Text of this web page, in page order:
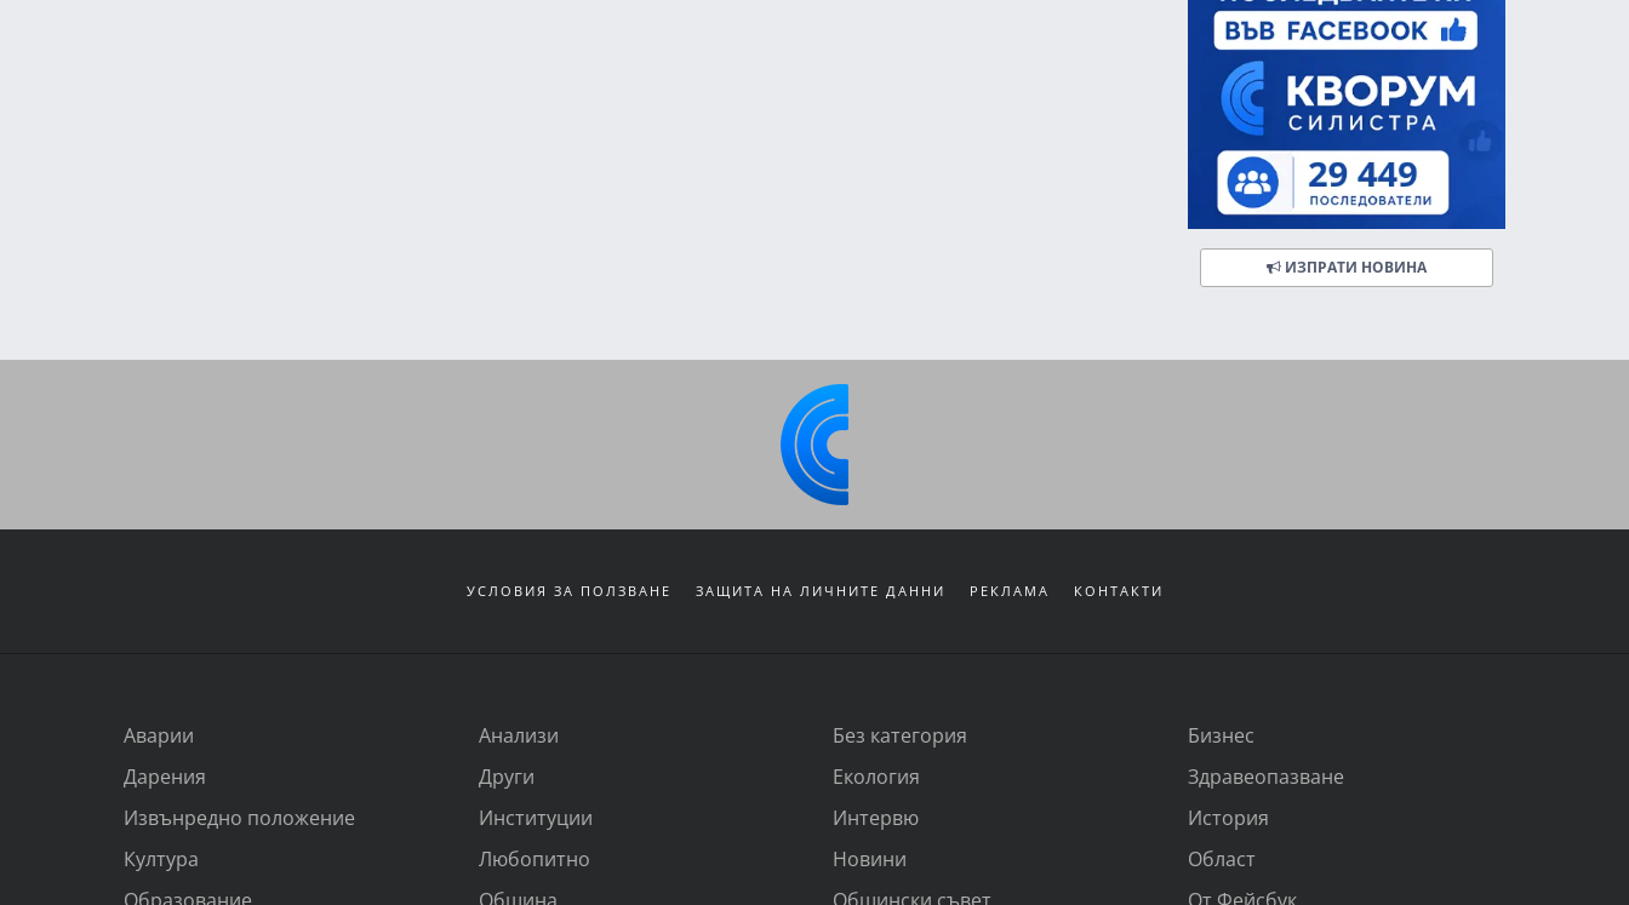
ИЗПРАТИ НОВИНА
УСЛОВИЯ ЗА ПОЛЗВАНЕ ЗАЩИТА НА ЛИЧНИТЕ ДАННИ РЕКЛАМА КОНТАКТИ
Аварии Анализи Без категория
Бизнес
Дарения
Други Екология
Здравеопазване
Извънредно положение
Институции Интервю
История
Култура
Любопитно Новини
Област